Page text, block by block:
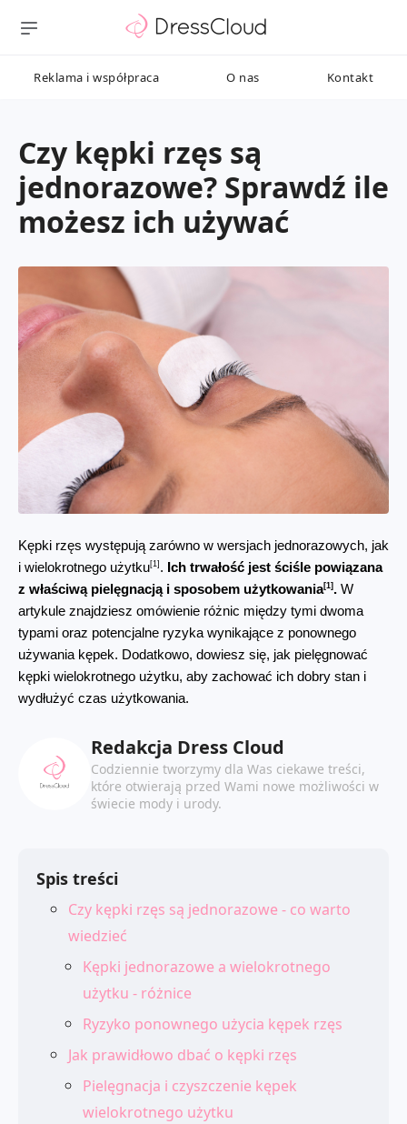
Reklama i współpraca O nas Kontakt
Czy kępki rzęs są
jednorazowe? Sprawdź ile
możesz ich używać
Kępki rzęs występują zarówno w wersjach jednorazowych, jak
i wielokrotnego użytku[1] . Ich trwałość jest ściśle powiązana
z właściwą pielęgnacją i sposobem użytkowania[1] . W
artykule znajdziesz omówienie różnic między tymi dwoma
typami oraz potencjalne ryzyka wynikające z ponownego
używania kępek. Dodatkowo, dowiesz się, jak pielęgnować
kępki wielokrotnego użytku, aby zachować ich dobry stan i
wydłużyć czas użytkowania.
Redakcja Dress Cloud
Codziennie tworzymy dla Was ciekawe treści,
które otwierają przed Wami nowe możliwości w
świecie mody i urody.
Spis treści
Czy kępki rzęs są jednorazowe - co warto
wiedzieć
Kępki jednorazowe a wielokrotnego
użytku - różnice
Ryzyko ponownego użycia kępek rzęs
Jak prawidłowo dbać o kępki rzęs
Pielęgnacja i czyszczenie kępek
wielokrotnego użytku